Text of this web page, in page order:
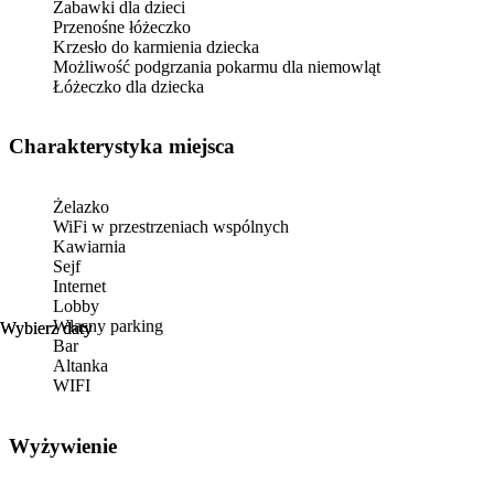
Wybierz daty
Wybierz daty
Zabawki dla dzieci
Przenośne łóżeczko
Krzesło do karmienia dziecka
Możliwość podgrzania pokarmu dla niemowląt
Łóżeczko dla dziecka
Charakterystyka miejsca
Żelazko
WiFi w przestrzeniach wspólnych
Kawiarnia
Sejf
Internet
Lobby
Własny parking
Bar
Altanka
WIFI
Wyżywienie